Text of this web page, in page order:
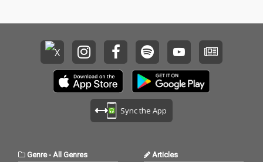
Sync the App
Genre- All Genres Articles